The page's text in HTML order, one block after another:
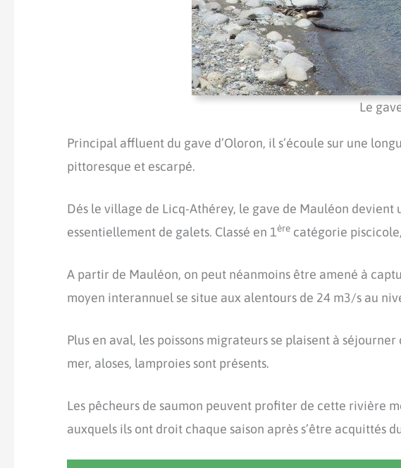
Le
Principal affluent du gave d’Oloron, il s’écoule sur une
pittoresque et escarpé.
Dés le village de Licq-Athérey, le gave de Mauléon devient
essentiellement de galets. Classé en 1ère catégorie
A partir de Mauléon, on peut néanmoins être amené à
moyen interannuel se situe aux alentours de 24 m3/s au
Plus en aval, les poissons migrateurs se plaisent à
mer, aloses, lamproies sont présents.
Les pêcheurs de saumon peuvent profiter de cette rivière
auxquels ils ont droit chaque saison après s’être acquittés